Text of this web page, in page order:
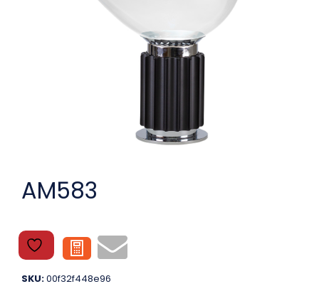
AM583
SKU:00f32f448e96